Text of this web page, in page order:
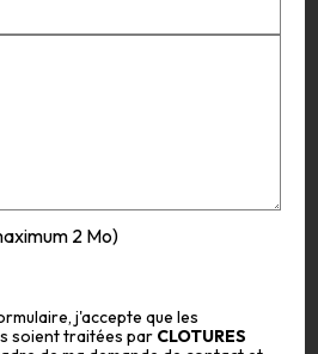
2 Mo)
j'accepte que les
soient traitées par CLOTURES